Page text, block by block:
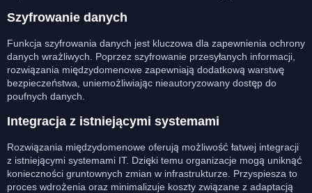
Szyfrowanie danych
Funkcja szyfrowania danych jest kluczowa dla zapewnienia ochrony
danych wrażliwych. Poprzez szyfrowanie przesyłanych informacji,
rozwiązania międzydomenowe zapewniają dodatkową warstwę
bezpieczeństwa, uniemożliwiając nieautoryzowany dostęp do
poufnych danych.
Integracja z istniejącymi systemami
Rozwiązania międzydomenowe oferują możliwość łatwej integracji
z istniejącymi systemami IT. Dzięki temu organizacje mogą uniknąć
konieczności gruntownych zmian w infrastrukturze. Przyspiesza to
proces wdrożenia oraz minimalizuje koszty związane z adaptacją